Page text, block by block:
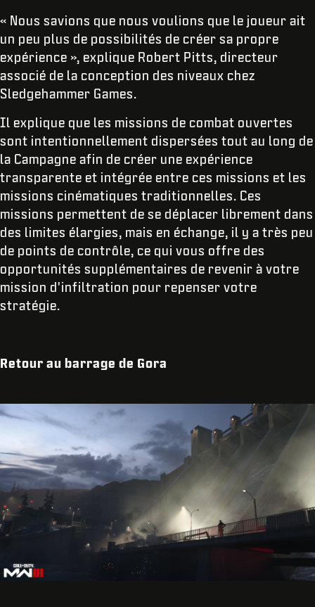
« Nous savions que nous voulions que le joueur ait
un peu plus de possibilités de créer sa propre
expérience », explique Robert Pitts, directeur
associé de la conception des niveaux chez
Sledgehammer Games.
Il explique que les missions de combat ouvertes
sont intentionnellement dispersées tout au long de
la Campagne afin de créer une expérience
transparente et intégrée entre ces missions et les
missions cinématiques traditionnelles. Ces
missions permettent de se déplacer librement dans
des limites élargies, mais en échange, il y a très peu
de points de contrôle, ce qui vous offre des
opportunités supplémentaires de revenir à votre
mission d'infiltration pour repenser votre
stratégie.
Retour au barrage de Gora